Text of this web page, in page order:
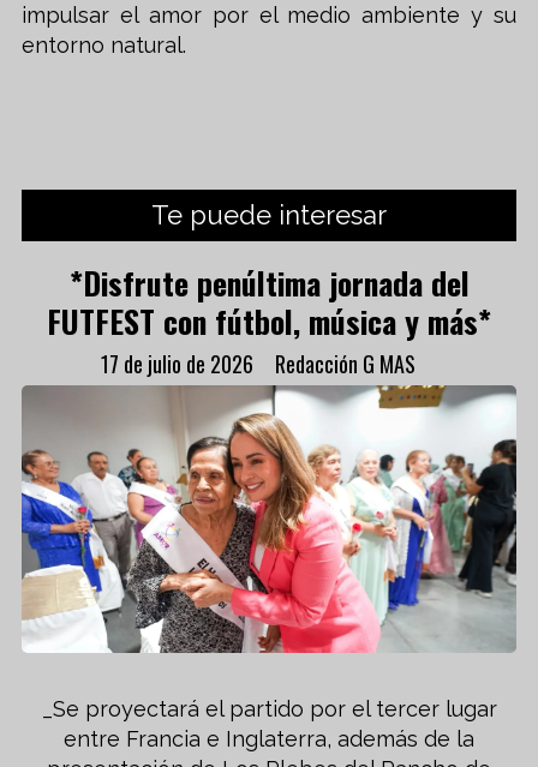
impulsar el amor por el medio ambiente y su
entorno natural.
Te puede interesar
*Disfrute penúltima jornada del
FUTFEST con fútbol, música y más*
Redacción G MAS
17 de julio de 2026
_Se proyectará el partido por el tercer lugar
entre Francia e Inglaterra, además de la